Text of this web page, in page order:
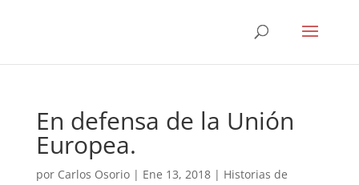
En defensa de la Unión
Europea.
por Carlos Osorio| Ene 13, 2018| Historias de